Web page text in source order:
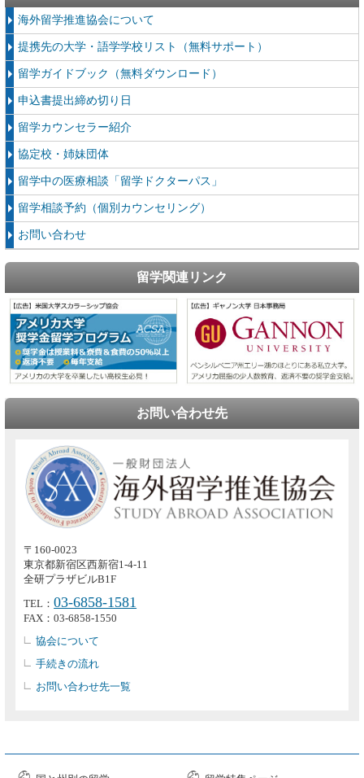
海外留学推進協会について
提携先の大学・語学学校リスト（無料サポート）
留学ガイドブック（無料ダウンロード）
申込書提出締め切り日
留学カウンセラー紹介
協定校・姉妹団体
留学中の医療相談「留学ドクターパス」
留学相談予約（個別カウンセリング）
お問い合わせ
留学関連リンク
お問い合わせ先
〒160-0023
東京都新宿区西新宿1-4-11
全研プラザビルB1F
TEL：03-6858-1581
FAX：03-6858-1550
協会について
手続きの流れ
お問い合わせ先一覧